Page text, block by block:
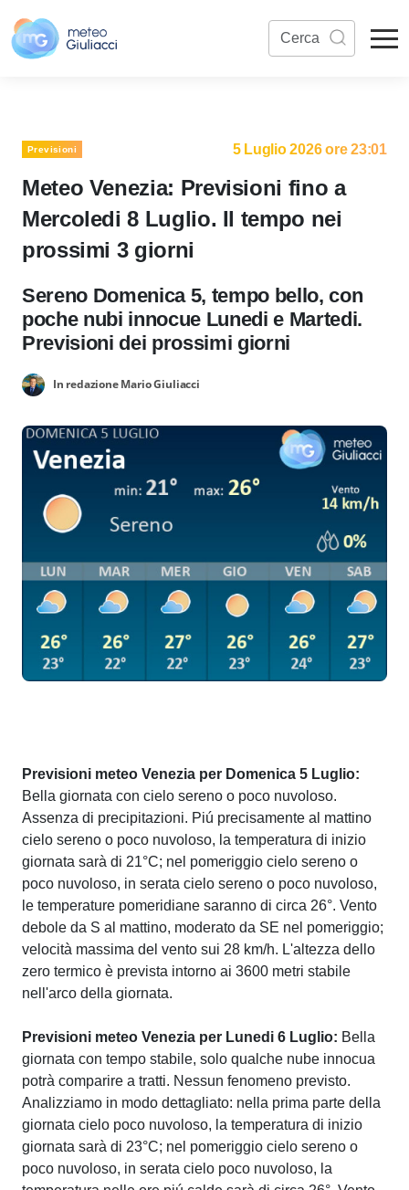
Previsioni 5 Luglio 2026 ore 23:01
Meteo Venezia: Previsioni fino a
Mercoledi 8 Luglio. Il tempo nei
prossimi 3 giorni
Sereno Domenica 5, tempo bello, con
poche nubi innocue Lunedi e Martedi.
Previsioni dei prossimi giorni
In redazione Mario Giuliacci
Previsioni meteo Venezia per Domenica 5 Luglio:
Bella giornata con cielo sereno o poco nuvoloso.
Assenza di precipitazioni. Piú precisamente al mattino
cielo sereno o poco nuvoloso, la temperatura di inizio
giornata sarà di 21°C; nel pomeriggio cielo sereno o
poco nuvoloso, in serata cielo sereno o poco nuvoloso,
le temperature pomeridiane saranno di circa 26°. Vento
debole da S al mattino, moderato da SE nel pomeriggio;
velocità massima del vento sui 28 km/h. L'altezza dello
zero termico è prevista intorno ai 3600 metri stabile
nell'arco della giornata.
Previsioni meteo Venezia per Lunedi 6 Luglio: Bella
giornata con tempo stabile, solo qualche nube innocua
potrà comparire a tratti. Nessun fenomeno previsto.
Analizziamo in modo dettagliato: nella prima parte della
giornata cielo poco nuvoloso, la temperatura di inizio
giornata sarà di 23°C; nel pomeriggio cielo sereno o
poco nuvoloso, in serata cielo poco nuvoloso, la